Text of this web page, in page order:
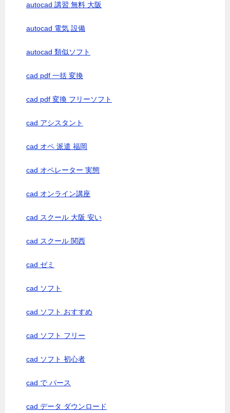
autocad 講習 無料 大阪
autocad 電気 設備
autocad 類似ソフト
cad pdf 一括 変換
cad pdf 変換 フリーソフト
cad アシスタント
cad オペ 派遣 福岡
cad オペレーター 実態
cad オンライン講座
cad スクール 大阪 安い
cad スクール 関西
cad ゼミ
cad ソフト
cad ソフト おすすめ
cad ソフト フリー
cad ソフト 初心者
cad で パース
cad データ ダウンロード